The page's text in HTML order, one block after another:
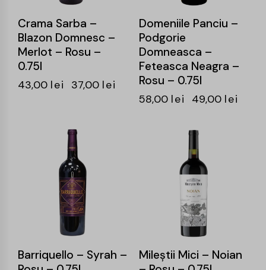
Crama Sarba –
Blazon Domnesc –
Merlot – Rosu –
0.75l
43,00 lei 37,00 lei
Domeniile Panciu –
Podgorie
Domneasca –
Feteasca Neagra –
Rosu – 0.75l
58,00 lei 49,00 lei
Barriquello – Syrah –
Mileştii Mici – Noian